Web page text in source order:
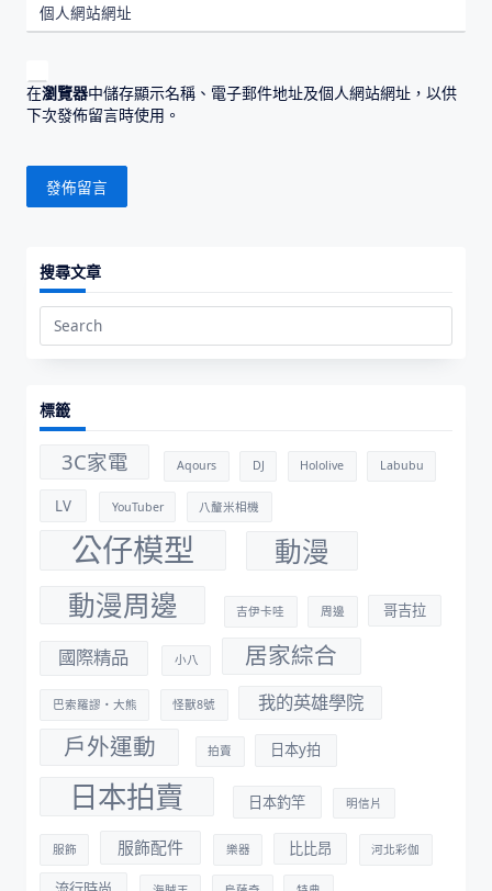
個人網站網址
在瀏覽器中儲存顯示名稱、電子郵件地址及個人網站網址，以供
下次發佈留言時使用。
搜尋文章
Search
標籤
3C家電 Aqours DJ Hololive Labubu
LV YouTuber 八釐米相機
公仔模型
動漫
動漫周邊
吉伊卡哇 周邊 哥吉拉
國際精品 小八 居家綜合
巴索羅謬・大熊 怪獸8號 我的英雄學院
戶外運動 拍賣 日本y拍
日本拍賣 日本釣竿 明信片
服飾 服飾配件 樂器 比比昂 河北彩伽